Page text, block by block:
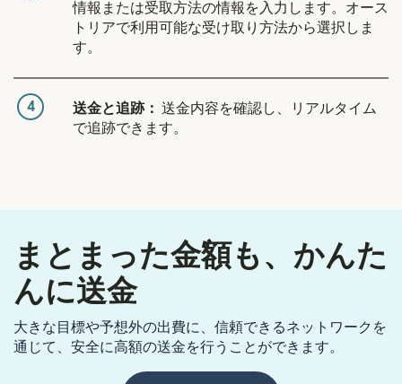
情報または受取方法の情報を入力します。オース
トリアで利用可能な受け取り方法から選択しま
す。
4 送金と追跡： 送金内容を確認し、リアルタイム
で追跡できます。
まとまった金額も、かんた
んに送金
大きな目標や予想外の出費に、信頼できるネットワークを
通じて、安全に高額の送金を行うことができます。